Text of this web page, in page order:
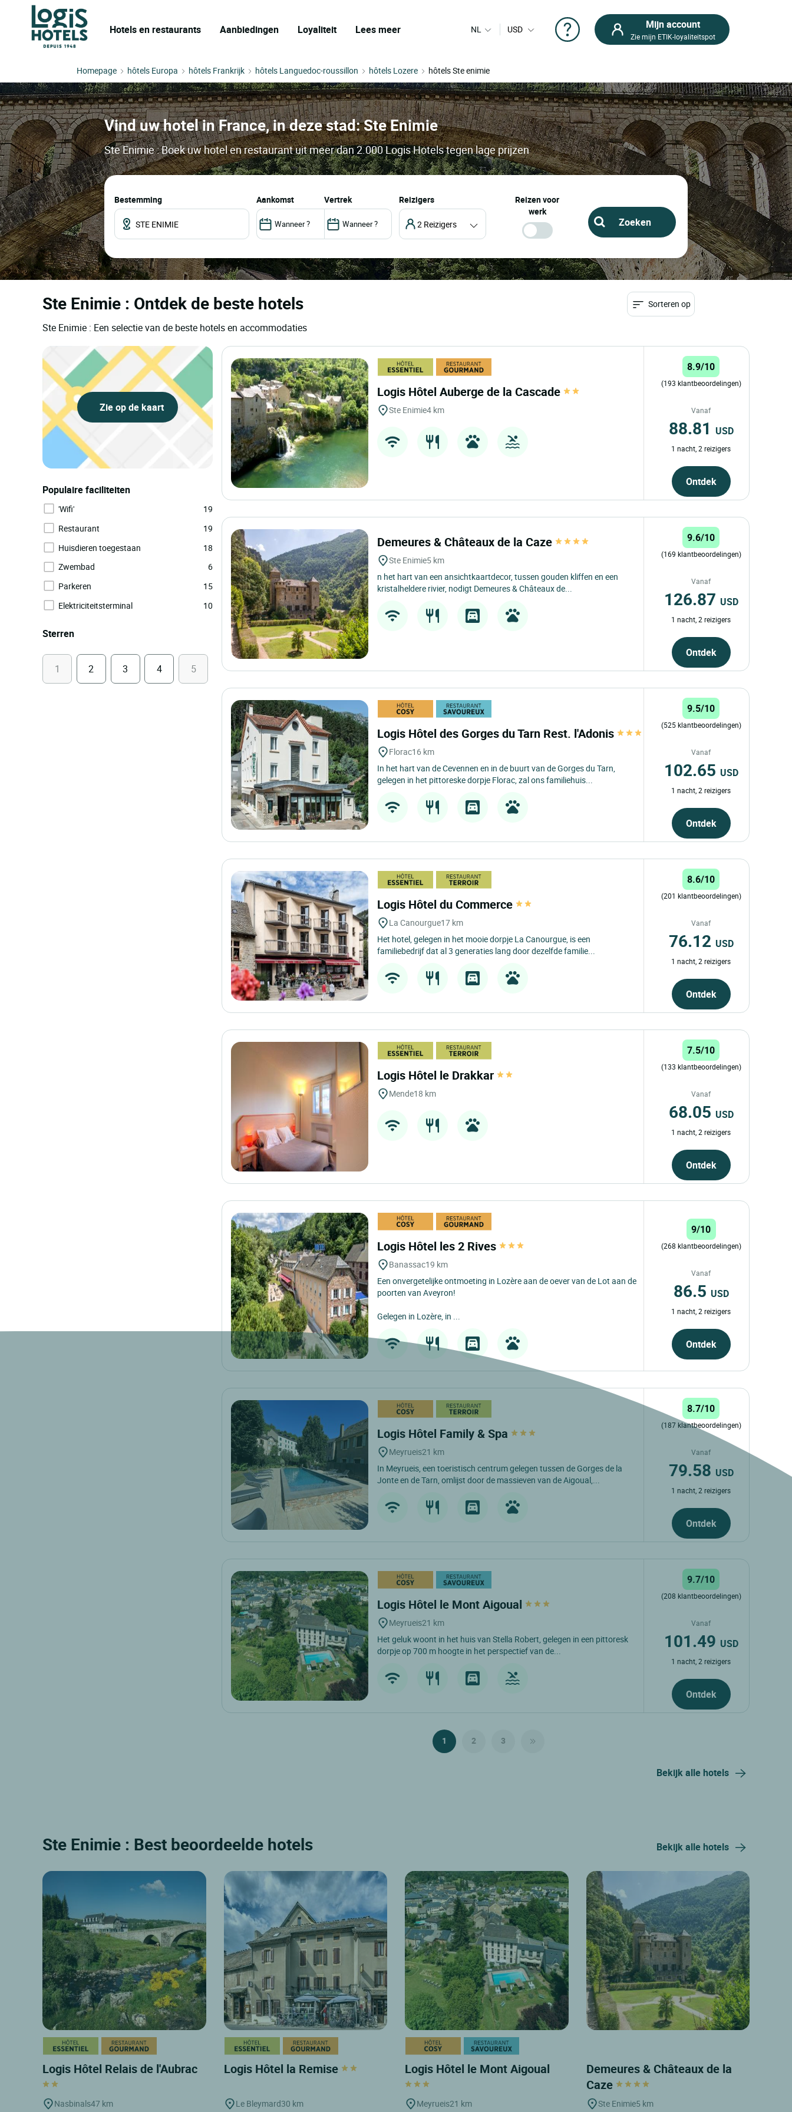
Hotels en restaurants Aanbiedingen Loyaliteit Lees meer NL USD Mijn account
Zie mijn ETIK-loyaliteitspot
Homepage hôtels Europa hôtels Frankrijk hôtels Languedoc-roussillon hôtels Lozere hôtels Ste enimie
Vind uw hotel in France, in deze stad: Ste Enimie
Ste Enimie : Boek uw hotel en restaurant uit meer dan 2.000 Logis Hotels tegen lage prijzen
Bestemming aankomst vertrek Reizigers
2 Reizigers
Reizen voor
werk
Ste Enimie : Ontdek de beste hotels
Ste Enimie : Een selectie van de beste hotels en accommodaties
Sorteren op
Zie op de kaart
Populaire faciliteiten
'Wifi'
19
Restaurant
19
Huisdieren toegestaan
18
Zwembad
6
Parkeren
15
Elektriciteitsterminal
10
Sterren
1 2 3 4 5
Logis Hôtel Auberge de la Cascade
Ste Enimie4 km
8.9/10
(193 klantbeoordelingen)
Vanaf
88.81 USD
1 nacht, 2 reizigers
Ontdek
Demeures & Châteaux de la Caze
Ste Enimie5 km
n het hart van een ansichtkaartdecor, tussen gouden kliffen en een
kristalheldere rivier, nodigt Demeures & Châteaux de...
9.6/10
(169 klantbeoordelingen)
Vanaf
126.87 USD
1 nacht, 2 reizigers
Ontdek
Logis Hôtel des Gorges du Tarn Rest. l'Adonis
Florac16 km
In het hart van de Cevennen en in de buurt van de Gorges du Tarn,
gelegen in het pittoreske dorpje Florac, zal ons familiehuis...
9.5/10
(525 klantbeoordelingen)
Vanaf
102.65 USD
1 nacht, 2 reizigers
Ontdek
Logis Hôtel du Commerce
La Canourgue17 km
Het hotel, gelegen in het mooie dorpje La Canourgue, is een
familiebedrijf dat al 3 generaties lang door dezelfde familie...
8.6/10
(201 klantbeoordelingen)
Vanaf
76.12 USD
1 nacht, 2 reizigers
Ontdek
Logis Hôtel le Drakkar
Mende18 km
7.5/10
(133 klantbeoordelingen)
Vanaf
68.05 USD
1 nacht, 2 reizigers
Ontdek
Logis Hôtel les 2 Rives
Banassac19 km
Een onvergetelijke ontmoeting in Lozère aan de oever van de Lot aan de
poorten van Aveyron!
Gelegen in Lozère, in ...
9/10
(268 klantbeoordelingen)
Vanaf
86.5 USD
1 nacht, 2 reizigers
Ontdek
Logis Hôtel Family & Spa
Meyrueis21 km
In Meyrueis, een toeristisch centrum gelegen tussen de Gorges de la
Jonte en de Tarn, omlijst door de massieven van de Aigoual,...
8.7/10
(187 klantbeoordelingen)
Vanaf
79.58 USD
1 nacht, 2 reizigers
Ontdek
Logis Hôtel le Mont Aigoual
Meyrueis21 km
Het geluk woont in het huis van Stella Robert, gelegen in een pittoresk
dorpje op 700 m hoogte in het perspectief van de...
9.7/10
(208 klantbeoordelingen)
Vanaf
101.49 USD
1 nacht, 2 reizigers
Ontdek
1 2 3
Bekijk alle hotels
Ste Enimie : Best beoordeelde hotels Bekijk alle hotels
Logis Hôtel Relais de l'Aubrac
Nasbinals47 km
Logis Hôtel la Remise
Le Bleymard30 km
Logis Hôtel le Mont Aigoual
Meyrueis21 km
Demeures & Châteaux de la
Caze
Ste Enimie5 km